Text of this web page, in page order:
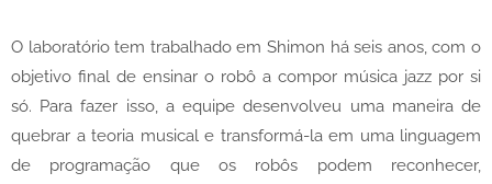
O laboratório tem trabalhado em Shimon há seis anos, com o
objetivo final de ensinar o robô a compor música jazz por si
só. Para fazer isso, a equipe desenvolveu uma maneira de
quebrar a teoria musical e transformá-la em uma linguagem
de programação que os robôs podem reconhecer,